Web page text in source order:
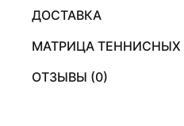
ДОСТАВКА
МАТРИЦА ТЕННИСНЫХ
ОТЗЫВЫ (0)